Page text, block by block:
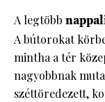
A legtöbb
A bútorokat
mintha a tér
nagyobbnak
széttöredezett,